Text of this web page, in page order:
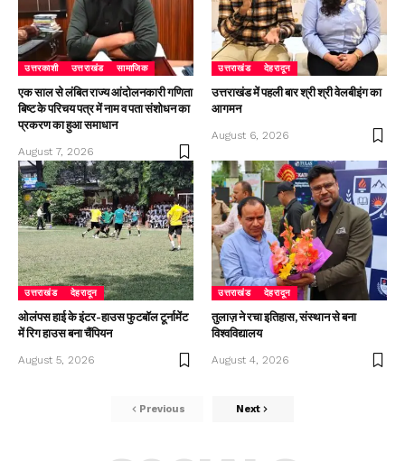
उत्तरकाशी उत्तराखंड सामाजिक
एक साल से लंबित राज्य आंदोलनकारी गणिता
बिष्ट के परिचय पत्र में नाम व पता संशोधन का
प्रकरण का हुआ समाधान
August 7, 2026
उत्तराखंड देहरादून
उत्तराखंड में पहली बार श्री श्री वेलबीइंग का
आगमन
August 6, 2026
उत्तराखंड देहरादून
ओलंपस हाई के इंटर-हाउस फुटबॉल टूर्नामेंट
में रिग हाउस बना चैंपियन
August 5, 2026
उत्तराखंड देहरादून
तुलाज़ ने रचा इतिहास, संस्थान से बना
विश्वविद्यालय
August 4, 2026
Previous Next